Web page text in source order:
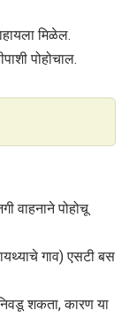
मिळेल.
पोहोचाल.
वाहनाने पोहोचू
गाव) एसटी बस
शकता, कारण या